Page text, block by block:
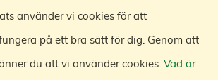
använder vi cookies för att
på ett bra sätt för dig. Genom att
du att vi använder cookies. Vad är